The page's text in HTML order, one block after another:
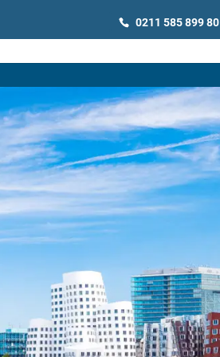
0211 585 899 80